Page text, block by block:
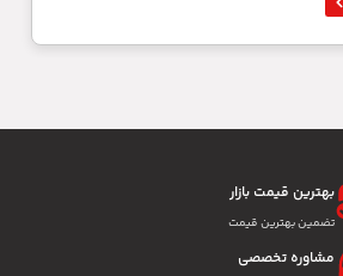
بهترین قیمت بازار
تضمین بهترین قیمت
مشاوره تخصصی